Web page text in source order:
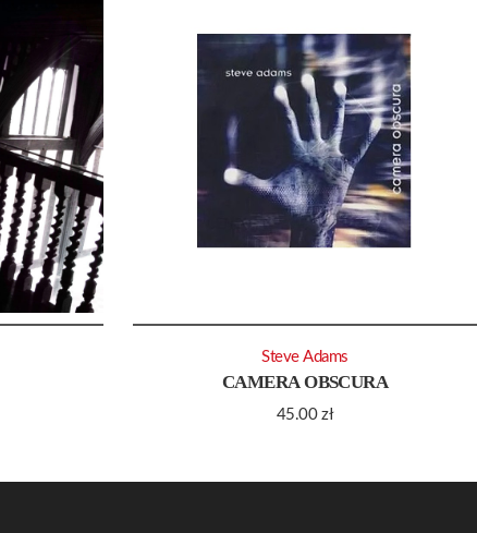
CAMERA OBSCURA
45.00zł
Steve Adams